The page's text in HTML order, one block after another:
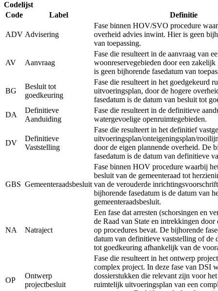
Codelijst
Code
Label Definitie
ADV Advisering
Fase binnen HOV/SVO procedure
overheid advies inwint. Hier is geen
van toepassing.
AV Aanvraag
Fase die resulteert in de aanvraag van
woonreservegebieden door een
is geen bijhorende fasedatum van
BG
Besluit tot
goedkeuring
Fase die resulteert in het goedgekeurd
uitvoeringsplan, door de hogere
fasedatum is de datum van besluit tot
DA
Definitieve
Aanduiding
Fase die resulteert in de definitieve
watergevoelige openruimtegebieden.
DV
Definitieve
Vaststelling
Fase die resulteert in het definitief
uitvoeringsplan/onteigeningsplan/
door de eigen plannende overheid. De
fasedatum is de datum van definitieve
GBS Gemeenteraadsbesluit
Fase binnen HOV procedure waarbij
besluit van de gemeenteraad tot
van de verouderde
bijhorende fasedatum is de datum van
gemeenteraadsbesluit.
NA Natraject
Een fase dat arresten (schorsingen en
de Raad van State en intrekkingen door
op procedures bevat. De bijhorende
datum van definitieve vaststelling of de
tot goedkeuring afhankelijk van de
OP
Ontwerp
projectbesluit
Fase die resulteert in het ontwerp
complex project. In deze fase van DSI
dossierstukken die relevant zijn voor
ruimtelijk uitvoeringsplan van een